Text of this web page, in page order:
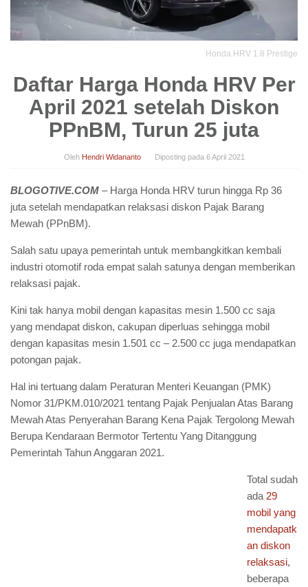
Honda HRV 1.8 Prestige
Daftar Harga Honda HRV Per
April 2021 setelah Diskon
PPnBM, Turun 25 juta
Oleh Hendri Widananto Diposting pada 6 April 2021
BLOGOTIVE.COM – Harga Honda HRV turun hingga Rp 36
juta setelah mendapatkan relaksasi diskon Pajak Barang
Mewah (PPnBM).
Salah satu upaya pemerintah untuk membangkitkan kembali
industri otomotif roda empat salah satunya dengan memberikan
relaksasi pajak.
Kini tak hanya mobil dengan kapasitas mesin 1.500 cc saja
yang mendapat diskon, cakupan diperluas sehingga mobil
dengan kapasitas mesin 1.501 cc – 2.500 cc juga mendapatkan
potongan pajak.
Hal ini tertuang dalam Peraturan Menteri Keuangan (PMK)
Nomor 31/PKM.010/2021 tentang Pajak Penjualan Atas Barang
Mewah Atas Penyerahan Barang Kena Pajak Tergolong Mewah
Berupa Kendaraan Bermotor Tertentu Yang Ditanggung
Pemerintah Tahun Anggaran 2021.
Total sudah
ada 29
mobil yang
mendapatk
an diskon
relaksasi,
beberapa